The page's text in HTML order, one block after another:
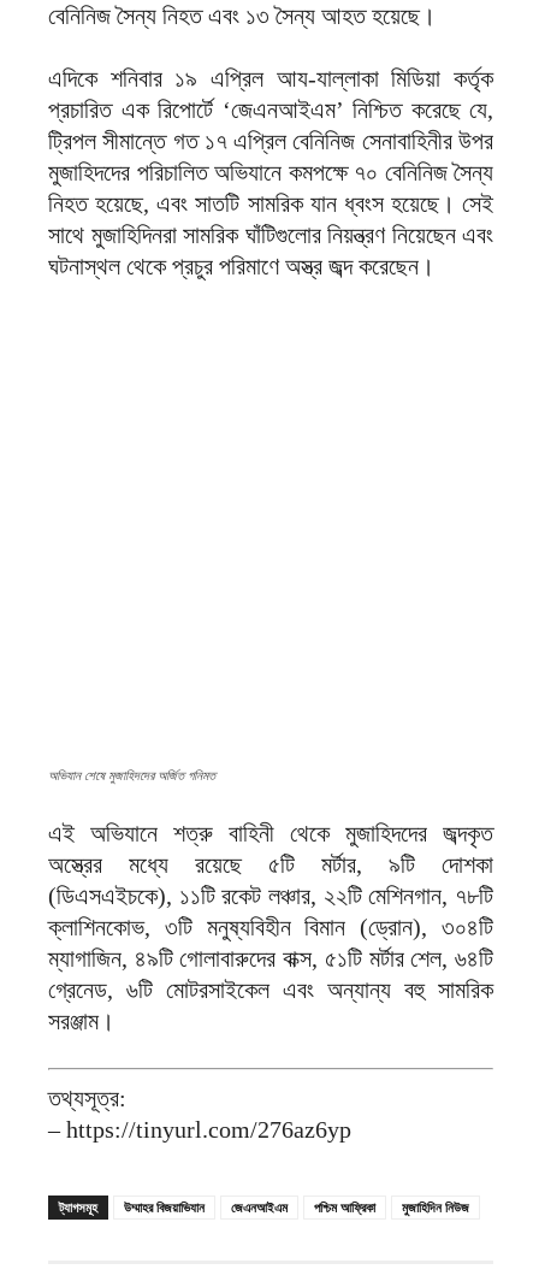
বেনিনিজ সৈন্য নিহত এবং ১৩ সৈন্য আহত হয়েছে।
এদিকে শনিবার ১৯ এপ্রিল আয-যাল্লাকা মিডিয়া কর্তৃক
প্রচারিত এক রিপোর্টে ‘জেএনআইএম’ নিশ্চিত করেছে যে,
ট্রিপল সীমান্তে গত ১৭ এপ্রিল বেনিনিজ সেনাবাহিনীর উপর
মুজাহিদদের পরিচালিত অভিযানে কমপক্ষে ৭০ বেনিনিজ সৈন্য
নিহত হয়েছে, এবং সাতটি সামরিক যান ধ্বংস হয়েছে। সেই
সাথে মুজাহিদিনরা সামরিক ঘাঁটিগুলোর নিয়ন্ত্রণ নিয়েছেন এবং
ঘটনাস্থল থেকে প্রচুর পরিমাণে অস্ত্র জব্দ করেছেন।
অভিযান শেষে মুজাহিদদের অর্জিত গনিমত
এই অভিযানে শত্রু বাহিনী থেকে মুজাহিদদের জব্দকৃত
অস্ত্রের মধ্যে রয়েছে ৫টি মর্টার, ৯টি দোশকা
(ডিএসএইচকে), ১১টি রকেট লঞ্চার, ২২টি মেশিনগান, ৭৮টি
ক্লাশিনকোভ, ৩টি মনুষ্যবিহীন বিমান (ড্রোন), ৩০৪টি
ম্যাগাজিন, ৪৯টি গোলাবারুদের বাক্স, ৫১টি মর্টার শেল, ৬৪টি
গ্রেনেড, ৬টি মোটরসাইকেল এবং অন্যান্য বহু সামরিক
সরঞ্জাম।
তথ্যসূত্র:
– https://tinyurl.com/276az6yp
ট্যাগসমূহ উম্মাহর বিজয়াভিযান জেএনআইএম পশ্চিম আফ্রিকা মুজাহিদিন নিউজ